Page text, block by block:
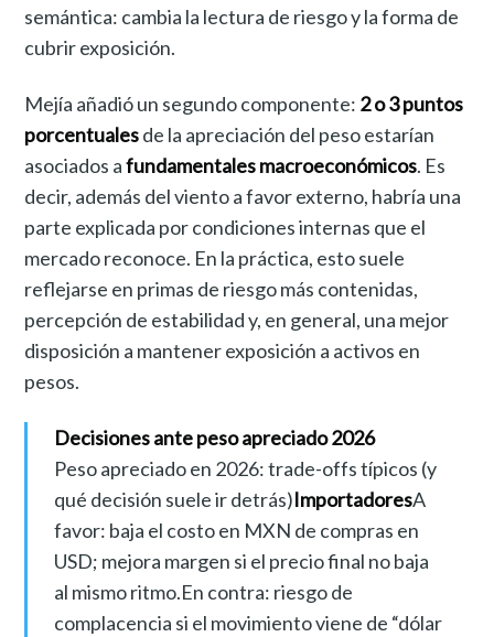
semántica: cambia la lectura de riesgo y la forma de
cubrir exposición.
Mejía añadió un segundo componente: 2 o 3 puntos
porcentualesde la apreciación del peso estarían
asociados afundamentales macroeconómicos. Es
decir, además del viento a favor externo, habría una
parte explicada por condiciones internas que el
mercado reconoce. En la práctica, esto suele
reflejarse en primas de riesgo más contenidas,
percepción de estabilidad y, en general, una mejor
disposición a mantener exposición a activos en
pesos.
Decisiones ante peso apreciado 2026
Peso apreciado en 2026: trade-offs típicos (y
qué decisión suele ir detrás)ImportadoresA
favor: baja el costo en MXN de compras en
USD; mejora margen si el precio final no baja
al mismo ritmo.En contra: riesgo de
complacencia si el movimiento viene de “dólar